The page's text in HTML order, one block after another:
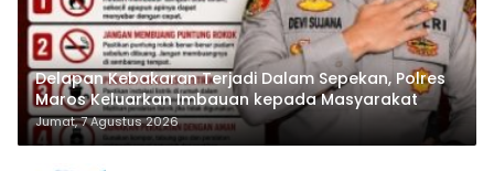
Delapan Kebakaran Terjadi Dalam Sepekan, Polres
Maros Keluarkan Imbauan kepada Masyarakat
Jumat, 7 Agustus 2026